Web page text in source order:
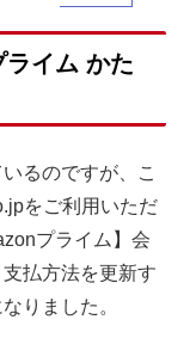
イム かた
るのですが、こ
をご利用いただ
プライム】会
払方法を更新す
りました。